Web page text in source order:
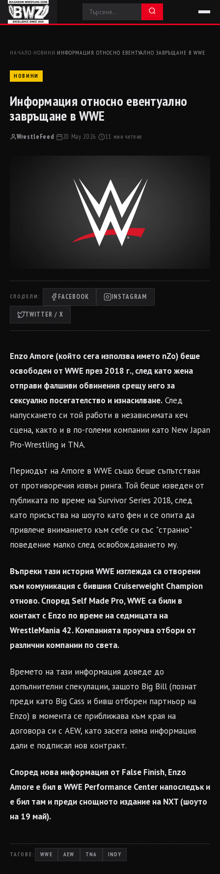
НАЧАЛО› НОВИНИ ›ИНФОРМАЦИЯ ОТНОСНО ЕВЕНТУАЛНО ЗАВРЪЩАНЕ В WWE
НОВИНИ
Информация относно евентуално
завръщане в WWE
WrestleFeed· 20 May 2026· 11 мин четене
СПОДЕЛИ: FACEBOOK INSTAGRAM
TWITTER / X
Enzo Amore (който сега използва името nZo) беше
освободен от WWE през 2018 г., след като жена
отправи фалшиви обвинения срещу него за
сексуално посегателство и изнасилване. След
напускането си той работи в независимата кеч
сцена, както и в по-големи компании като New Japan
Pro-Wrestling и TNA.
Периодът на Amore в WWE също беше съпътстван
от противоречия извън ринга. Той беше изведен от
публиката по време на Survivor Series 2018, след
като присъства на шоуто като фен и се опита да
привлече вниманието към себе си със "странно"
поведение малко след освобождаването му.
Въпреки тази история WWE изглежда са отворени
към комуникация с бившия Cruiserweight Champion
отново. Според Self Made Pro, WWE са били в
контакт с Enzo по време на седмицата на
WrestleMania 42. Компанията проучва отбори от
различни компании по света.
Времето на тази информация доведе до
допълнителни спекулации, защото Big Bill (познат
преди като Big Cass и бивш отборен партньор на
Enzo) в момента се приближава към края на
договора си с AEW, като засега няма информация
дали е подписал нов контракт.
Според нова информация от False Finish, Enzo
Amore е бил в WWE Performance Center напоследък и
е бил там и преди снощното издание на NXT (шоуто
на 19 май).
ТАГОВЕ: WWE AEW TNA INDY